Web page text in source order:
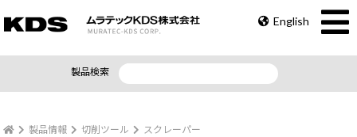
English
製品検索
製品情報 切削ツール スクレーパー